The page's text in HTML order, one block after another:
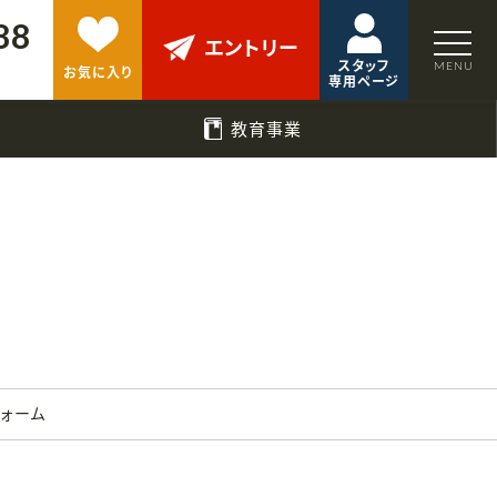
お気に入り
エントリー
スタッフ
専用ページ
教育事業
ーム